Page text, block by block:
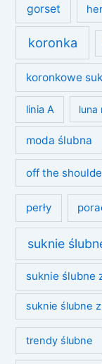
gorset
koronka
koronkowe
linia A luna
moda ślubna
off the
perły
suknie
suknie ślubne
suknie ślubne
trendy ślubne